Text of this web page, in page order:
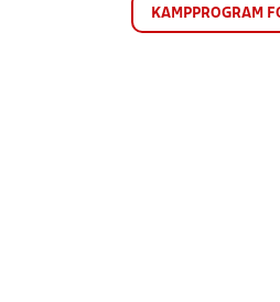
KAMPPROGRAM